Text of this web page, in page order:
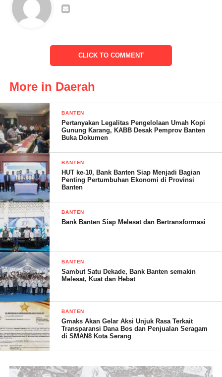
Disampaikannya, ia bermimpi akan membangun 10 embung dan
tidak akan merepotkan pemerintah daerah. Baru 3 yang ok di
Untuk pengadaan embung ini, Danren akan mendatangkan
biasa, yakni selain menampung air hujan disaat kemarau dan
akan di alirkan ke lahan-lahan pertanian, keberadaan embung ini
bisa dikelola menjadi objek wisata.
1000 Sumur Bor
Selain itu juga, Danrem Brigjen Tatang. saat ini sedang
melaksanakan program bantuan 1.000 sumur bor gratis. Bantuan
tersebut ditujukan kepada masyarakat yang kurang mampu.
Program di sebar di 4 wilayah koordinasinya yakni Pandeglang,
CLICK TO COMMENT
More in Daerah
BANTEN
Pertanyakan Legalitas Pengelolaan Umah Kopi
Gunung Karang, KABB Desak Pemprov Banten
Buka Dokumen
BANTEN
HUT ke-10, Bank Banten Siap Menjadi Bagian
Penting Pertumbuhan Ekonomi di Provinsi
Banten
BANTEN
Bank Banten Siap Melesat dan Bertransformasi
BANTEN
Sambut Satu Dekade, Bank Banten semakin
Melesat, Kuat dan Hebat
BANTEN
Gmaks Akan Gelar Aksi Unjuk Rasa Terkait
Transparansi Dana Bos dan Penjualan Seragam
di SMAN8 Kota Serang